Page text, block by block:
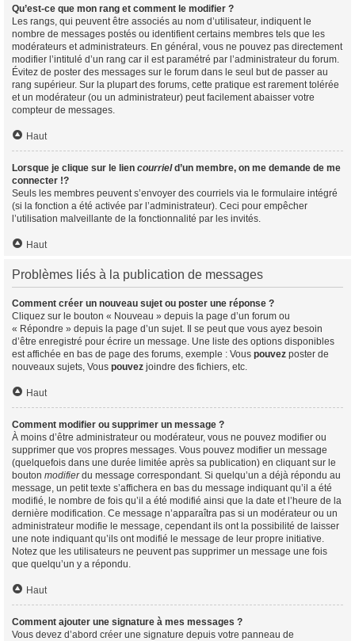
Qu’est-ce que mon rang et comment le modifier ?
Les rangs, qui peuvent être associés au nom d’utilisateur, indiquent le
nombre de messages postés ou identifient certains membres tels que les
modérateurs et administrateurs. En général, vous ne pouvez pas directement
modifier l’intitulé d’un rang car il est paramétré par l’administrateur du forum.
Évitez de poster des messages sur le forum dans le seul but de passer au
rang supérieur. Sur la plupart des forums, cette pratique est rarement tolérée
et un modérateur (ou un administrateur) peut facilement abaisser votre
compteur de messages.
Haut
Lorsque je clique sur le lien courrield’un membre, on me demande de me
connecter !?
Seuls les membres peuvent s’envoyer des courriels via le formulaire intégré
(si la fonction a été activée par l’administrateur). Ceci pour empêcher
l’utilisation malveillante de la fonctionnalité par les invités.
Haut
Problèmes liés à la publication de messages
Comment créer un nouveau sujet ou poster une réponse ?
Cliquez sur le bouton « Nouveau » depuis la page d’un forum ou
« Répondre » depuis la page d’un sujet. Il se peut que vous ayez besoin
d’être enregistré pour écrire un message. Une liste des options disponibles
est affichée en bas de page des forums, exemple : Vous pouvez poster de
nouveaux sujets, Vous pouvez joindre des fichiers, etc.
Haut
Comment modifier ou supprimer un message ?
À moins d’être administrateur ou modérateur, vous ne pouvez modifier ou
supprimer que vos propres messages. Vous pouvez modifier un message
(quelquefois dans une durée limitée après sa publication) en cliquant sur le
bouton modifierdu message correspondant. Si quelqu’un a déjà répondu au
message, un petit texte s’affichera en bas du message indiquant qu’il a été
modifié, le nombre de fois qu’il a été modifié ainsi que la date et l’heure de la
dernière modification. Ce message n’apparaîtra pas si un modérateur ou un
administrateur modifie le message, cependant ils ont la possibilité de laisser
une note indiquant qu’ils ont modifié le message de leur propre initiative.
Notez que les utilisateurs ne peuvent pas supprimer un message une fois
que quelqu’un y a répondu.
Haut
Comment ajouter une signature à mes messages ?
Vous devez d’abord créer une signature depuis votre panneau de